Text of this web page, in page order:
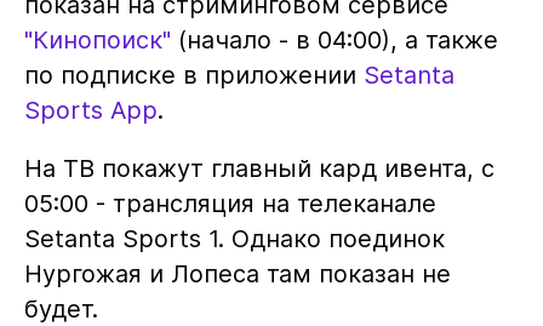
"Кинопоиск" (начало - в 04:00), а также
по подписке в приложении Setanta
Sports App.
На ТВ покажут главный кард ивента, с
05:00 - трансляция на телеканале
Setanta Sports 1. Однако поединок
Нургожая и Лопеса там показан не
будет.